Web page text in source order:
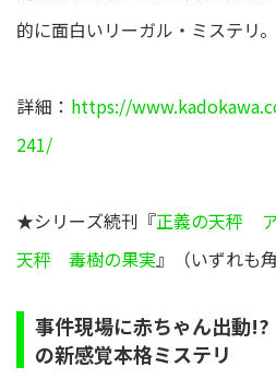
的に面白いリーガル・ミステリ。
詳細： https://
241/
★シリーズ続刊『正義の天秤
天秤 毒樹の果実』（いずれも
事件現場に赤ちゃん出動
の新感覚本格ミステリ